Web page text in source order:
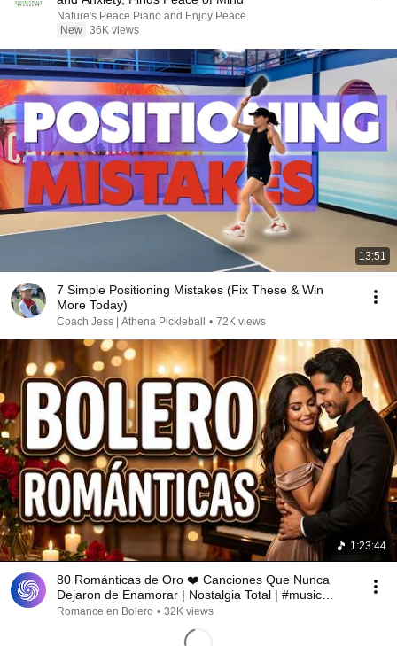
Nature's Peace Piano and Enjoy Peace
New 36K views
13:51
7 Simple Positioning Mistakes (Fix These & Win
More Today)
Coach Jess | Athena Pickleball • 72K views
1:23:44
80 Románticas de Oro ❤️ Canciones Que Nunca
Dejaron de Enamorar | Nostalgia Total | #music
#bolero
Romance en Bolero • 32K views